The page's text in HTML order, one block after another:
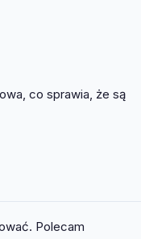
co sprawia, że są
Polecam